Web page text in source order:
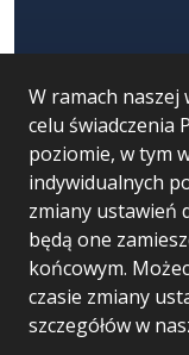
W ramach
celu świadczenia
poziomie, w tym
indywidualnych
zmiany ustawień
będą one
końcowym.
czasie zmiany
szczegółów w
Statystyki
Ostatnio
Polityka
Wersja systemu: